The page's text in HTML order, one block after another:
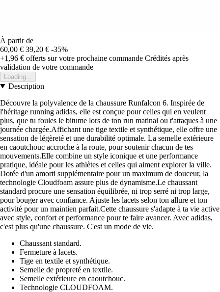
À partir de
60,00 € 39,20 € -35%
+1,96 € offerts sur votre prochaine commande Crédités après
validation de votre commande
Loading...
Description
Découvre la polyvalence de la chaussure Runfalcon 6. Inspirée de
l'héritage running adidas, elle est conçue pour celles qui en veulent
plus, que tu foules le bitume lors de ton run matinal ou t'attaques à une
journée chargée.Affichant une tige textile et synthétique, elle offre une
sensation de légèreté et une durabilité optimale. La semelle extérieure
en caoutchouc accroche à la route, pour soutenir chacun de tes
mouvements.Elle combine un style iconique et une performance
pratique, idéale pour les athlètes et celles qui aiment explorer la ville.
Dotée d'un amorti supplémentaire pour un maximum de douceur, la
technologie Cloudfoam assure plus de dynamisme.Le chaussant
standard procure une sensation équilibrée, ni trop serré ni trop large,
pour bouger avec confiance. Ajuste les lacets selon ton allure et ton
activité pour un maintien parfait.Cette chaussure s'adapte à ta vie active
avec style, confort et performance pour te faire avancer. Avec adidas,
c'est plus qu'une chaussure. C'est un mode de vie.
Chaussant standard.
Fermeture à lacets.
Tige en textile et synthétique.
Semelle de propreté en textile.
Semelle extérieure en caoutchouc.
Technologie CLOUDFOAM.